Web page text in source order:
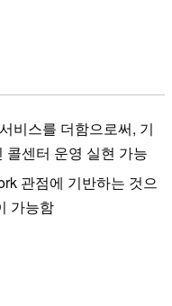
비스를 더함으로써, 기
콜센터 운영 실현 가능
관점에 기반하는 것으
가능함